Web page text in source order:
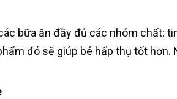
bữa ăn đầy đủ các nhóm chất:
đó sẽ giúp bé hấp thụ tốt